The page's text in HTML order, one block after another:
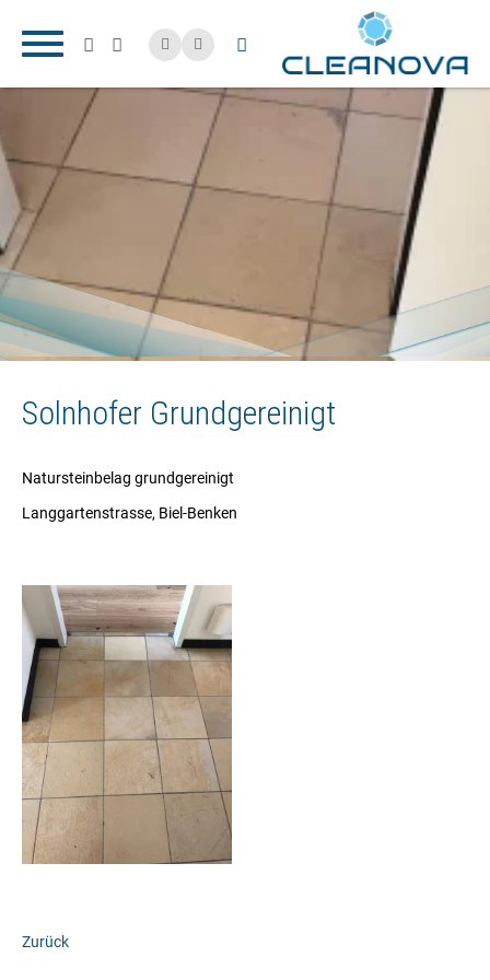
Solnhofer Grundgereinigt
Natursteinbelag grundgereinigt
Langgartenstrasse, Biel-Benken
Zurück